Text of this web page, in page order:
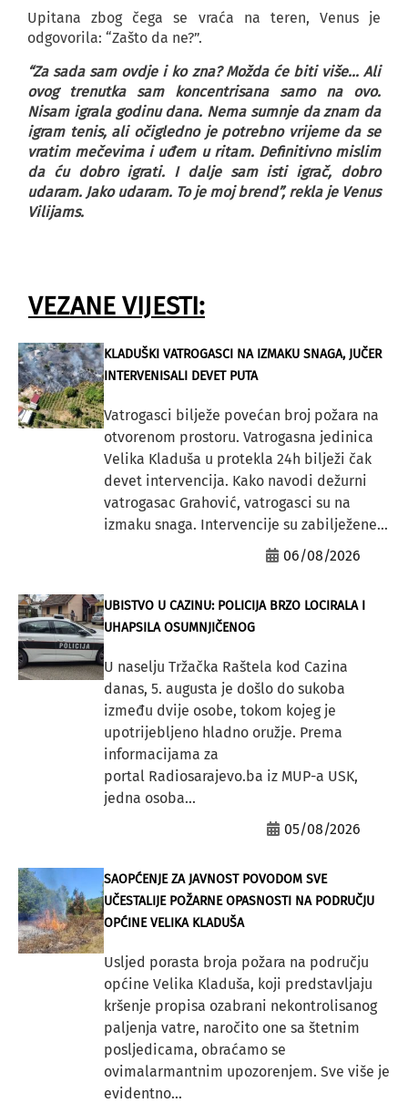
Upitana zbog čega se vraća na teren, Venus je
odgovorila: “Zašto da ne?”.
“Za sada sam ovdje i ko zna? Možda će biti više… Ali
ovog trenutka sam koncentrisana samo na ovo.
Nisam igrala godinu dana. Nema sumnje da znam da
igram tenis, ali očigledno je potrebno vrijeme da se
vratim mečevima i uđem u ritam. Definitivno mislim
da ću dobro igrati. I dalje sam isti igrač, dobro
udaram. Jako udaram. To je moj brend”, rekla je Venus
Vilijams.
VEZANE VIJESTI:
KLADUŠKI VATROGASCI NA IZMAKU SNAGA, JUČER
INTERVENISALI DEVET PUTA
Vatrogasci bilježe povećan broj požara na
otvorenom prostoru. Vatrogasna jedinica
Velika Kladuša u protekla 24h bilježi čak
devet intervencija. Kako navodi dežurni
vatrogasac Grahović, vatrogasci su na
izmaku snaga. Intervencije su zabilježene...
06/08/2026
UBISTVO U CAZINU: POLICIJA BRZO LOCIRALA I
UHAPSILA OSUMNJIČENOG
U naselju Tržačka Raštela kod Cazina
danas, 5. augusta je došlo do sukoba
između dvije osobe, tokom kojeg je
upotrijebljeno hladno oružje. Prema
informacijama za
portal Radiosarajevo.ba iz MUP-a USK,
jedna osoba...
05/08/2026
SAOPĆENJE ZA JAVNOST POVODOM SVE
UČESTALIJE POŽARNE OPASNOSTI NA PODRUČJU
OPĆINE VELIKA KLADUŠA
Usljed porasta broja požara na području
općine Velika Kladuša, koji predstavljaju
kršenje propisa ozabrani nekontrolisanog
paljenja vatre, naročito one sa štetnim
posljedicama, obraćamo se
ovimalarmantnim upozorenjem. Sve više je
evidentno...